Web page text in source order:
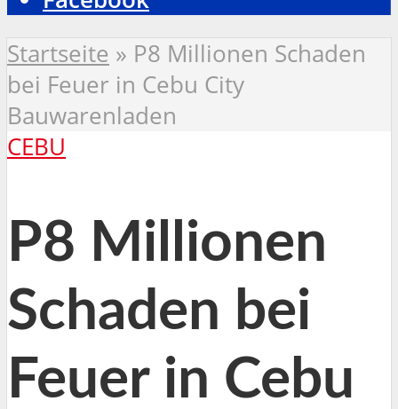
Startseite » P8 Millionen Schaden
bei Feuer in Cebu City
Bauwarenladen
CEBU
P8 Millionen
Schaden bei
Feuer in Cebu